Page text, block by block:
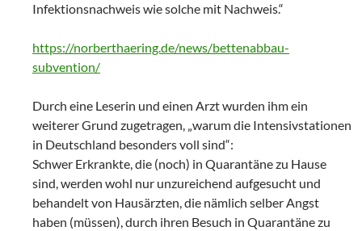
Infektionsnachweis wie solche mit Nachweis.“
https://norberthaering.de/news/bettenabbau-
subvention/
Durch eine Leserin und einen Arzt wurden ihm ein
weiterer Grund zugetragen, „warum die Intensivstationen
in Deutschland besonders voll sind“:
Schwer Erkrankte, die (noch) in Quarantäne zu Hause
sind, werden wohl nur unzureichend aufgesucht und
behandelt von Hausärzten, die nämlich selber Angst
haben (müssen), durch ihren Besuch in Quarantäne zu